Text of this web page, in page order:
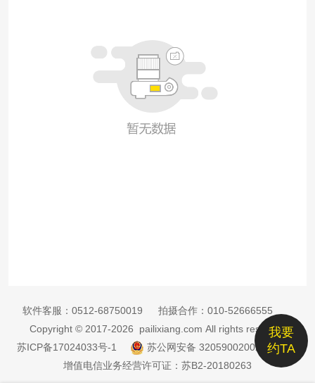
我要
约TA
软件客服： 0512-68750019 拍摄合作： 010-52666555
Copyright © 2017-2026 pailixiang.com All rights reserved
苏ICP备17024033号-1
苏公网安备 32059002002885号
增值电信业务经营许可证：苏B2-20180263